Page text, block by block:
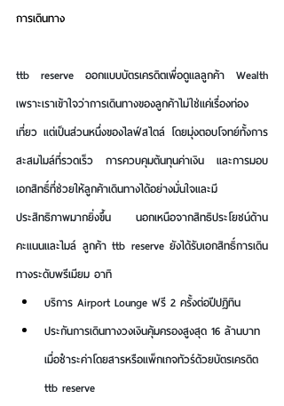
การเดินทาง
ttb reserve ออกแบบบัตรเครดิตเพื่อดูแลลูกค้า Wealth
เพราะเราเข้าใจว่าการเดินทางของลูกค้าไม่ใช่แค่เรื่องท่อง
เที่ยว แต่เป็นส่วนหนึ่งของไลฟ์สไตล์ โดยมุ่งตอบโจทย์ทั้งการ
สะสมไมล์ที่รวดเร็ว การควบคุมต้นทุนค่าเงิน และการมอบ
เอกสิทธิ์ที่ช่วยให้ลูกค้าเดินทางได้อย่างมั่นใจและมี
ประสิทธิภาพมากยิ่งขึ้น นอกเหนือจากสิทธิประโยชน์ด้าน
คะแนนและไมล์ ลูกค้า ttb reserve ยังได้รับเอกสิทธิ์การเดิน
ทางระดับพรีเมียม อาทิ
บริการ Airport Lounge ฟรี 2 ครั้งต่อปีปฏิทิน
ประกันการเดินทางวงเงินคุ้มครองสูงสุด 16 ล้านบาท
เมื่อชำระค่าโดยสารหรือแพ็กเกจทัวร์ด้วยบัตรเครดิต
ttb reserve